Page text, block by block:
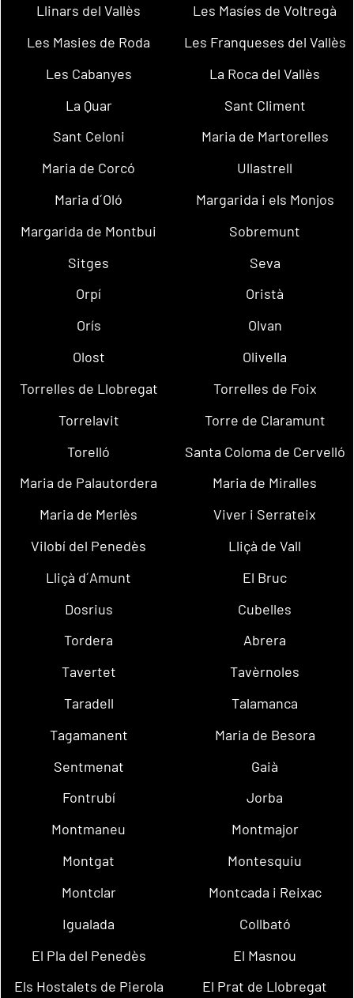
Llinars del Vallès
Les Masíes de Voltregà
Les Masies de Roda
Les Franqueses del Vallès
Les Cabanyes
La Roca del Vallès
La Quar
Sant Climent
Sant Celoni
Maria de Martorelles
Maria de Corcó
Ullastrell
Maria d´Oló
Margarida i els Monjos
Margarida de Montbui
Sobremunt
Sitges
Seva
Orpí
Oristà
Orís
Olvan
Olost
Olivella
Torrelles de Llobregat
Torrelles de Foix
Torrelavit
Torre de Claramunt
Torelló
Santa Coloma de Cervelló
Maria de Palautordera
Maria de Miralles
Maria de Merlès
Viver i Serrateix
Vilobí del Penedès
Lliçà de Vall
Lliçà d´Amunt
El Bruc
Dosrius
Cubelles
Tordera
Abrera
Tavertet
Tavèrnoles
Taradell
Talamanca
Tagamanent
Maria de Besora
Sentmenat
Gaià
Fontrubí
Jorba
Montmaneu
Montmajor
Montgat
Montesquiu
Montclar
Montcada i Reixac
Igualada
Collbató
El Pla del Penedès
El Masnou
Els Hostalets de Pierola
El Prat de Llobregat